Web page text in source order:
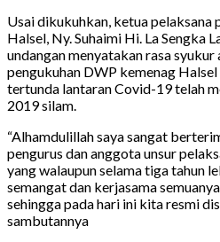
Usai dikukuhkan, ketua pelaksana
Halsel, Ny. Suhaimi Hi. La Sengka
undangan menyatakan rasa
pengukuhan DWP kemenag
tertunda lantaran Covid-19 telah
2019 silam.
“Alhamdulillah saya sangat
pengurus dan anggota unsur
yang walaupun selama tiga tahun
semangat dan kerjasama
sehingga pada hari ini kita resmi
sambutannya